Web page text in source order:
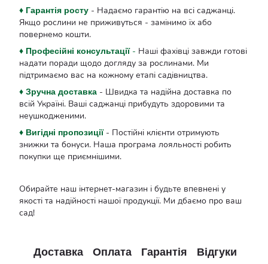
♦ Гарантія росту - Надаємо гарантію на всі саджанці.
Якщо рослини не приживуться - замінимо їх або
повернемо кошти.
♦ Професійні консультації- Наші фахівці завжди готові
надати поради щодо догляду за рослинами. Ми
підтримаємо вас на кожному етапі садівництва.
♦ Зручна доставка - Швидка та надійна доставка по
всій Україні. Ваші саджанці прибудуть здоровими та
неушкодженими.
♦ Вигідні пропозиції- Постійні клієнти отримують
знижки та бонуси. Наша програма лояльності робить
покупки ще приємнішими.
Обирайте наш інтернет-магазин і будьте впевнені у
якості та надійності нашої продукції. Ми дбаємо про ваш
сад!
Доставка Оплата Гарантія Відгуки